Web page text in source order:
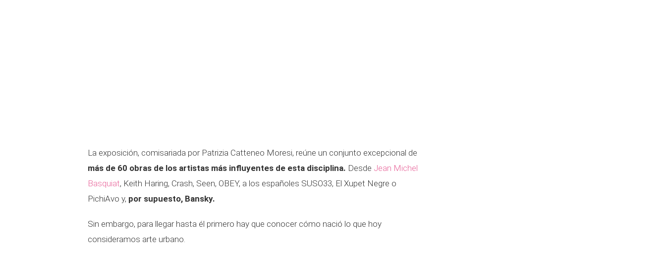
La exposición, comisariada por Patrizia Catteneo Moresi, reúne un conjunto excepcional de
más de 60 obras de los artistas más influyentes de esta disciplina. Desde Jean Michel
Basquiat, Keith Haring, Crash, Seen, OBEY, a los españoles SUSO33, El Xupet Negre o
PichiAvo y, por supuesto, Bansky.
Sin embargo, para llegar hasta él primero hay que conocer cómo nació lo que hoy
consideramos arte urbano.